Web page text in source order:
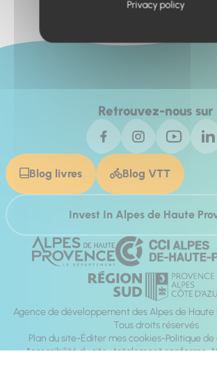
Retrouvez-nous sur
Blog livres Blog VTT
Invest In Alpes de Haute
Agence de développement des Alpes de
Tous droits réservés
Plan du site Éditer mes cookies Politique
Accessibilité du site : totalement conforme
Privacy policy